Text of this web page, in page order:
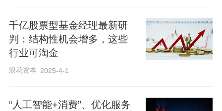
雪新玩法。
冰雪经济带动区域发展，政策驱动持续激
发活力
春节假期冰雪消费热潮的爆发，与政策层
千亿股票型基金经理最新研
判：结构性机会增多，这些
行业可淘金
浪花资本 2025-4-1
“人工智能+消费”、优化服务